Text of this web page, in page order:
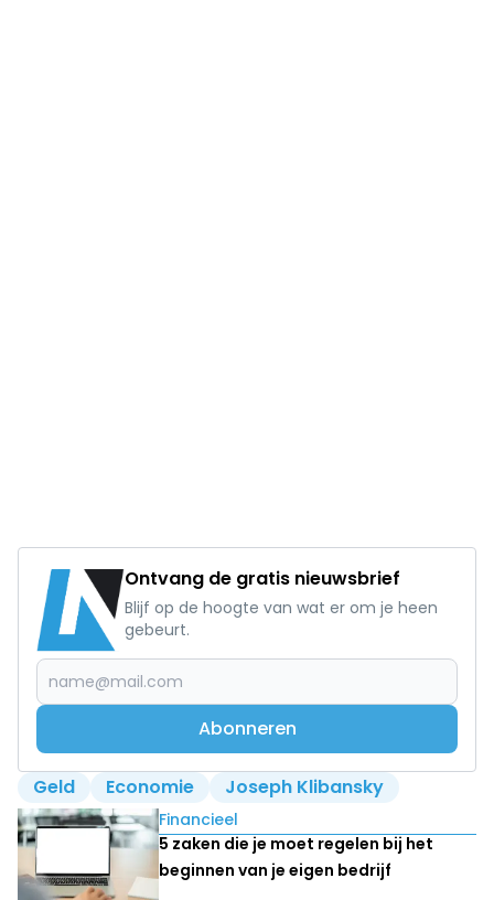
Ontvang de gratis nieuwsbrief
Blijf op de hoogte van wat er om je heen
gebeurt.
Abonneren
Geld Economie Joseph Klibansky
Lees ook
Financieel
5 zaken die je moet regelen bij het
beginnen van je eigen bedrijf